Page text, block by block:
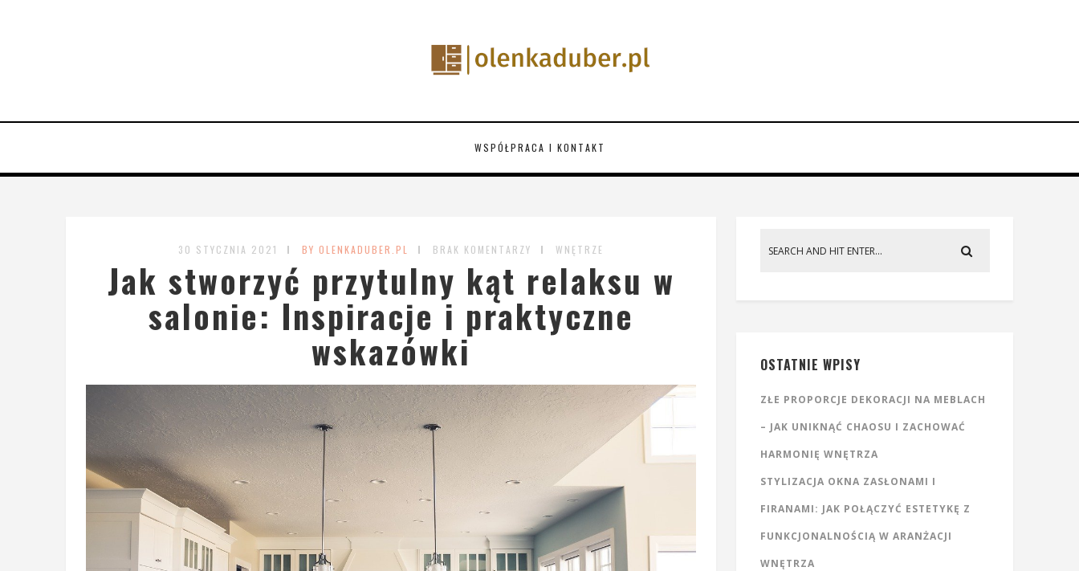
WSPÓŁPRACA I KONTAKT
30 STYCZNIA 2021 BY OLENKADUBER.PL BRAK KOMENTARZY WNĘTRZE
Jak stworzyć przytulny kąt relaksu w
salonie: Inspiracje i praktyczne
wskazówki OSTATNIE WPISY
ZŁE PROPORCJE DEKORACJI NA MEBLACH
– JAK UNIKNĄĆ CHAOSU I ZACHOWAĆ
HARMONIĘ WNĘTRZA
STYLIZACJA OKNA ZASŁONAMI I
FIRANAMI: JAK POŁĄCZYĆ ESTETYKĘ Z
FUNKCJONALNOŚCIĄ W ARANŻACJI
WNĘTRZA